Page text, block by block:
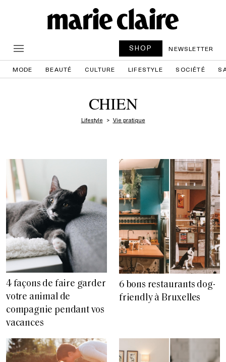
SHOP NEWSLETTER
MODE BEAUTÉ CULTURE LIFESTYLE SOCIÉTÉ
CHIEN
Lifestyle Vie pratique
4 façons de faire garder
votre animal de
compagnie pendant vos
vacances
6 bons restaurants dog-
friendly à Bruxelles